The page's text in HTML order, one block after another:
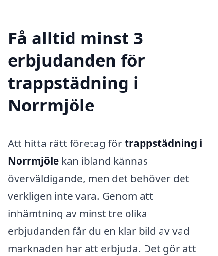
Få alltid minst 3
erbjudanden för
trappstädning i
Norrmjöle
Att hitta rätt företag förtrappstädning i
Norrmjöle kan ibland kännas
överväldigande, men det behöver det
verkligen inte vara. Genom att
inhämtning av minst tre olika
erbjudanden får du en klar bild av vad
marknaden har att erbjuda. Det gör att